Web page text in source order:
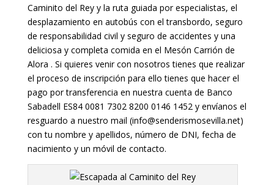
Caminito del Rey y la ruta guiada por especialistas, el
desplazamiento en autobús con el transbordo, seguro
de responsabilidad civil y seguro de accidentes y una
deliciosa y completa comida en el Mesón Carrión de
Alora . Si quieres venir con nosotros tienes que realizar
el proceso de inscripción para ello tienes que hacer el
pago por transferencia en nuestra cuenta de Banco
Sabadell ES84 0081 7302 8200 0146 1452 y envíanos el
resguardo a nuestro mail (info@senderismosevilla.net)
con tu nombre y apellidos, número de DNI, fecha de
nacimiento y un móvil de contacto.